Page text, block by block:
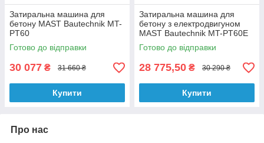
Затиральна машина для
бетону MAST Bautechnik MT-
PT60
Готово до відправки
30 077 ₴ 31 660 ₴
Купити
Затиральна машина для
бетону з електродвигуном
MAST Bautechnik MT-PT60E
Готово до відправки
28 775,50 ₴ 30 290 ₴
Купити
Про нас